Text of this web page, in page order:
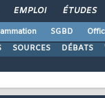
EMPLOI ÉTUDES
SGBD
SOURCES DÉBATS